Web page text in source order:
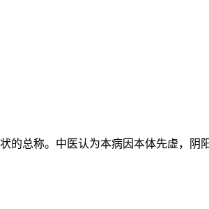
的总称。中医认为本病因本体先虚，